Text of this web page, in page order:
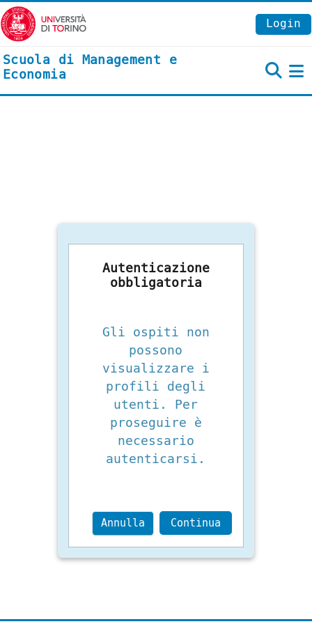
Vai al contenuto principale
Login
Scuola di Management e
Economia
Autenticazione
obbligatoria
Gli ospiti non
possono
visualizzare i
profili degli
utenti. Per
proseguire è
necessario
autenticarsi.
Annulla Continua